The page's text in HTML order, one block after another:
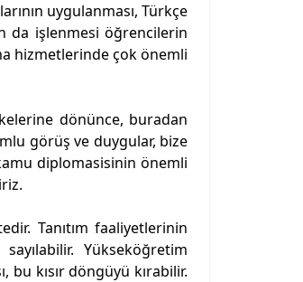
uygulanması, Türkçe
da işlenmesi öğrencilerin
hizmetlerinde çok önemli
dönünce, buradan
görüş ve duygular, bize
diplomasisinin önemli
Tanıtım faaliyetlerinin
Yükseköğretim
bu kısır döngüyü kırabilir.